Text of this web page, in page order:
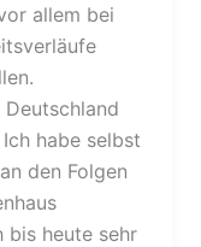
allem bei
Deutschland
habe selbst
den Folgen
bis heute sehr